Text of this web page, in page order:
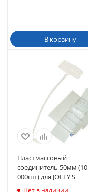
В корзину
Пластмассовый
соединитель 50мм (10
000шт) для JOLLY S
Нет в наличии